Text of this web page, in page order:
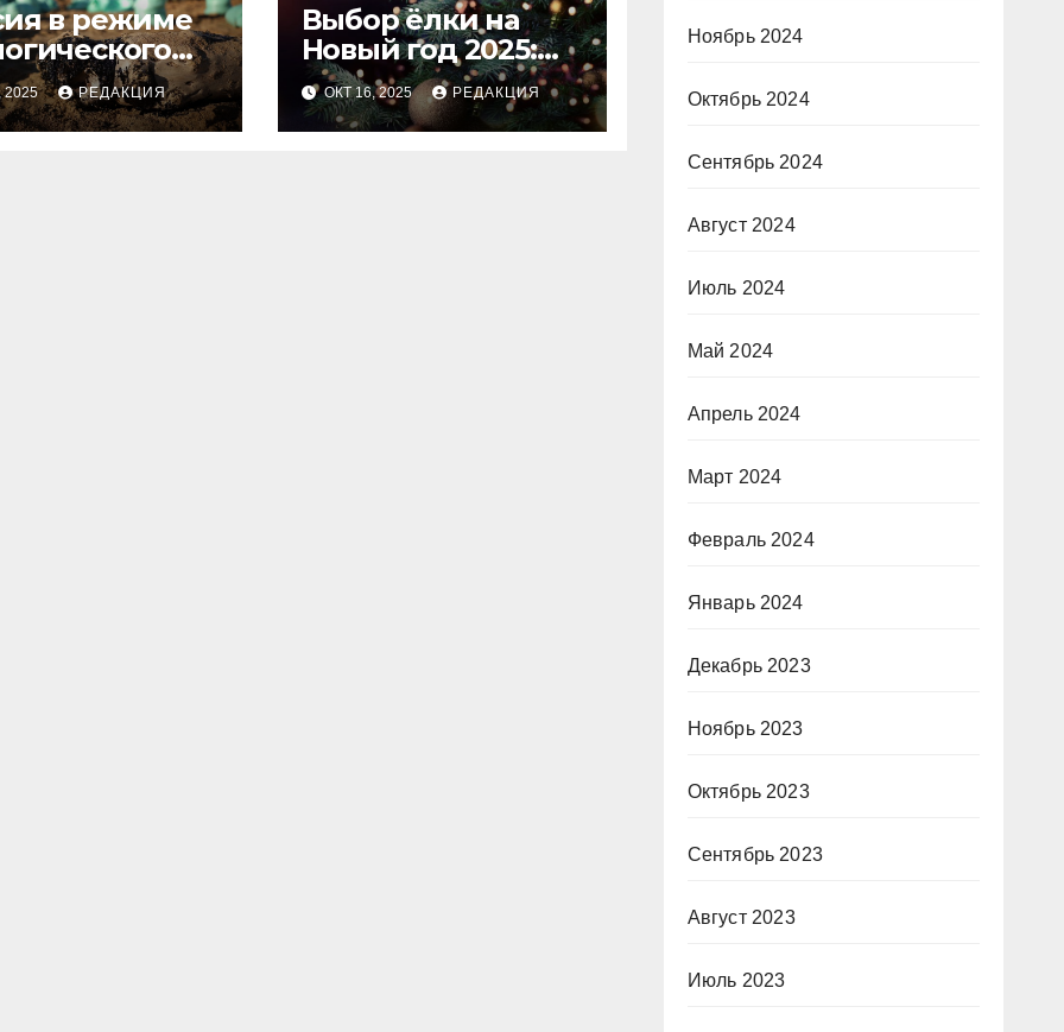
в режиме
2025 РЕДАКЦИЯ
Выбор ёлки на
Новый год 2025:
тренды и советы
для идеального
праздника
ОКТ 16, 2025 РЕДАКЦИЯ
Ноябрь 2024
Октябрь 2024
Сентябрь 2024
Август 2024
Июль 2024
Май 2024
Апрель 2024
Март 2024
Февраль 2024
Январь 2024
Декабрь 2023
Ноябрь 2023
Октябрь 2023
Сентябрь 2023
Август 2023
Июль 2023